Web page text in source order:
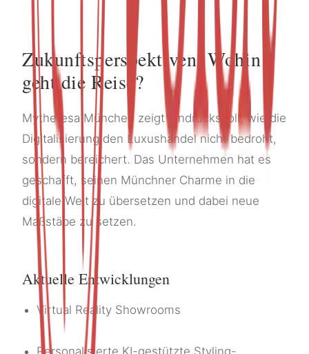
Zukunftsperspektiven: Wohin
geht die Reise?
Mytheresa München zeigt eindrucksvoll, wie die
Digitalisierung den Luxushandel nicht bedroht,
sondern bereichert. Das Unternehmen hat es
geschafft, seinen Münchner Charme in die
digitale Welt zu übersetzen und dabei neue
Maßstäbe zu setzen.
Aktuelle Entwicklungen
Virtual Reality Showrooms
Personalisierte KI-gestützte Styling-